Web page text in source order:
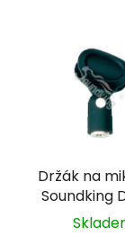
Držák na
Soundking